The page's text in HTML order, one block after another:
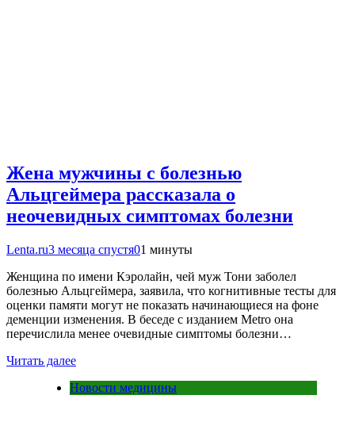
Жена мужчины с болезнью
Альцгеймера рассказала о
неочевидных симптомах болезни
Lenta.ru3 месяца спустя01 минуты
Женщина по имени Кэролайн, чей муж Тони заболел
болезнью Альцгеймера, заявила, что когнитивные тесты для
оценки памяти могут не показать начинающиеся на фоне
деменции изменения. В беседе с изданием Metro она
перечислила менее очевидные симптомы болезни…
Читать далее
Новости медицины